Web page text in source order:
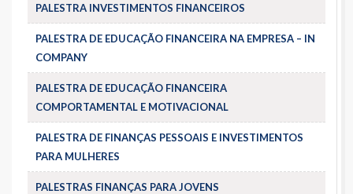
PALESTRA INVESTIMENTOS FINANCEIROS
PALESTRA DE EDUCAÇÃO FINANCEIRA NA EMPRESA – IN
COMPANY
PALESTRA DE EDUCAÇÃO FINANCEIRA
COMPORTAMENTAL E MOTIVACIONAL
PALESTRA DE FINANÇAS PESSOAIS E INVESTIMENTOS
PARA MULHERES
PALESTRAS FINANÇAS PARA JOVENS